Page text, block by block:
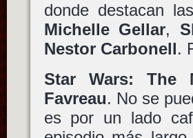
donde destacan
Michelle Gellar,
Nestor Carbonell.
Star Wars: The
Favreau. No se
es por un lado